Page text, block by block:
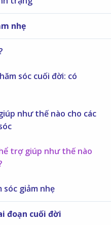
nhẹ
sóc cuối đời: có
như thế nào cho các
trợ giúp như thế nào
sóc giảm nhẹ
đoạn cuối đời